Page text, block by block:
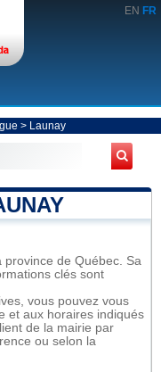
EN FR
> Launay
de Québec. Sa
clés sont
vous pouvez vous
et aux horaires indiqués
de la mairie par
ou selon la